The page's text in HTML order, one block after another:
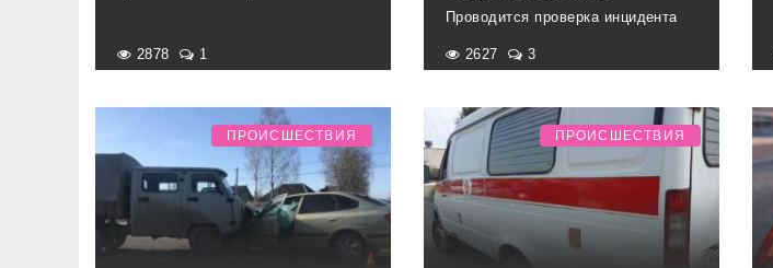
2878 1
Проводится проверка инцидента
2627 3
ПРОИСШЕСТВИЯ ПРОИСШЕСТВИЯ